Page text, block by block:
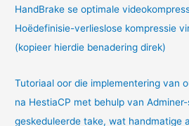
HandBrake se optimale
Hoëdefinisie-verlieslose kompressie
(kopieer hierdie benadering direk)
Tutoriaal oor die implementering van
na HestiaCP met behulp van
geskeduleerde take, wat handmatige